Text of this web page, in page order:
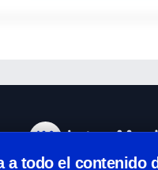
a todo el contenido